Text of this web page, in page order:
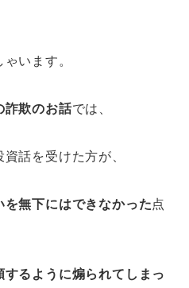
います。
詐欺のお話では、
話を受けた方が、
無下にはできなかった点
るように煽られてしまっ